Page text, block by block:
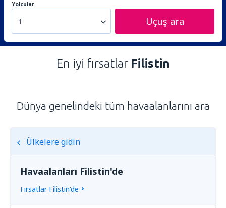
Yolcular
1 Uçuş ara
En iyi fırsatlar Filistin
Dünya genelindeki tüm havaalanlarını ara
Ülkelere gidin
Havaalanları Filistin'de
Fırsatlar Filistin'de